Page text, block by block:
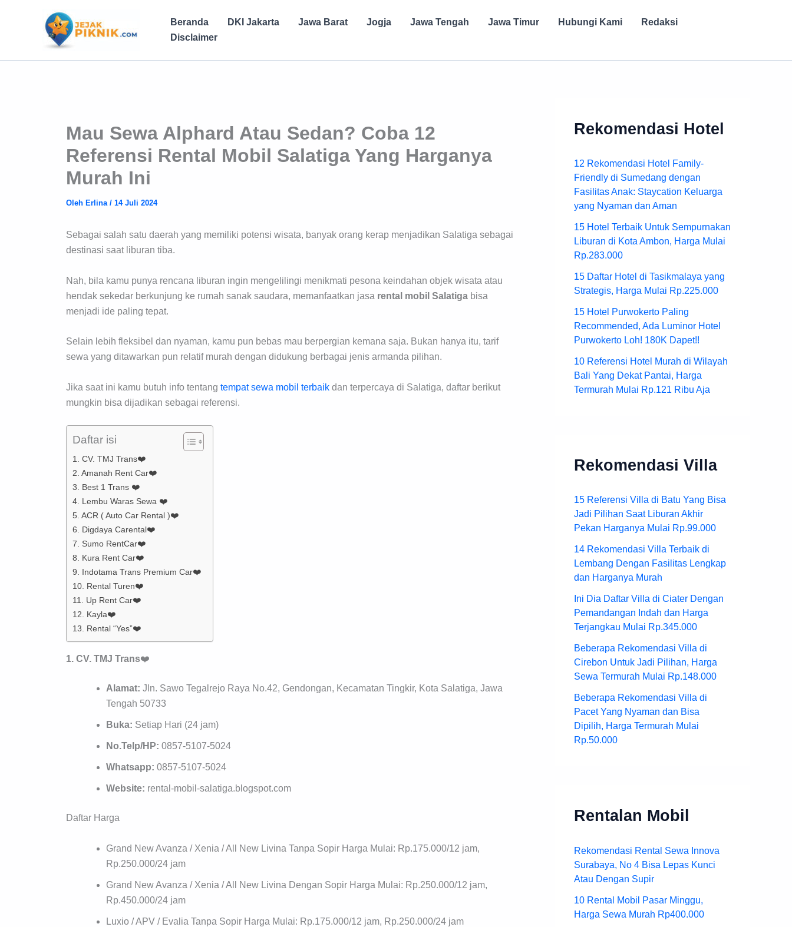
Beranda DKI Jakarta Jawa Barat Jogja Jawa Tengah Jawa Timur Hubungi Kami
Redaksi
Disclaimer
Mau Sewa Alphard Atau Sedan? Coba 12
Referensi Rental Mobil Salatiga Yang Harganya
Murah Ini
Oleh Erlina / 14 Juli 2024
Sebagai salah satu daerah yang memiliki potensi wisata, banyak orang kerap menjadikan Salatiga sebagai
destinasi saat liburan tiba.
Nah, bila kamu punya rencana liburan ingin mengelilingi menikmati pesona keindahan objek wisata atau
hendak sekedar berkunjung ke rumah sanak saudara, memanfaatkan jasa rental mobil Salatiga bisa
menjadi ide paling tepat.
Selain lebih fleksibel dan nyaman, kamu pun bebas mau berpergian kemana saja. Bukan hanya itu, tarif
sewa yang ditawarkan pun relatif murah dengan didukung berbagai jenis armanda pilihan.
Jika saat ini kamu butuh info tentang tempat sewa mobil terbaik dan terpercaya di Salatiga, daftar berikut
mungkin bisa dijadikan sebagai referensi.
Daftar isi
1. CV. TMJ Trans❤️
2. Amanah Rent Car❤️
3. Best 1 Trans ❤️
4. Lembu Waras Sewa ❤️
5. ACR ( Auto Car Rental )❤️
6. Digdaya Carental❤️
7. Sumo RentCar❤️
8. Kura Rent Car❤️
9. Indotama Trans Premium Car❤️
10. Rental Turen❤️
11. Up Rent Car❤️
12. Kayla❤️
13. Rental “Yes”❤️
1. CV. TMJ Trans❤️
Alamat: Jln. Sawo Tegalrejo Raya No.42, Gendongan, Kecamatan Tingkir, Kota Salatiga, Jawa
Tengah 50733
Buka: Setiap Hari (24 jam)
No.Telp/HP: 0857-5107-5024
Whatsapp: 0857-5107-5024
Website: rental-mobil-salatiga.blogspot.com
Daftar Harga
Grand New Avanza / Xenia / All New Livina Tanpa Sopir Harga Mulai: Rp.175.000/12 jam,
Rp.250.000/24 jam
Grand New Avanza / Xenia / All New Livina Dengan Sopir Harga Mulai: Rp.250.000/12 jam,
Rp.450.000/24 jam
Luxio / APV / Evalia Tanpa Sopir Harga Mulai: Rp.175.000/12 jam, Rp.250.000/24 jam
Rekomendasi Hotel
12 Rekomendasi Hotel Family-
Friendly di Sumedang dengan
Fasilitas Anak: Staycation Keluarga
yang Nyaman dan Aman
15 Hotel Terbaik Untuk Sempurnakan
Liburan di Kota Ambon, Harga Mulai
Rp.283.000
15 Daftar Hotel di Tasikmalaya yang
Strategis, Harga Mulai Rp.225.000
15 Hotel Purwokerto Paling
Recommended, Ada Luminor Hotel
Purwokerto Loh! 180K Dapet!!
10 Referensi Hotel Murah di Wilayah
Bali Yang Dekat Pantai, Harga
Termurah Mulai Rp.121 Ribu Aja
Rekomendasi Villa
15 Referensi Villa di Batu Yang Bisa
Jadi Pilihan Saat Liburan Akhir
Pekan Harganya Mulai Rp.99.000
14 Rekomendasi Villa Terbaik di
Lembang Dengan Fasilitas Lengkap
dan Harganya Murah
Ini Dia Daftar Villa di Ciater Dengan
Pemandangan Indah dan Harga
Terjangkau Mulai Rp.345.000
Beberapa Rekomendasi Villa di
Cirebon Untuk Jadi Pilihan, Harga
Sewa Termurah Mulai Rp.148.000
Beberapa Rekomendasi Villa di
Pacet Yang Nyaman dan Bisa
Dipilih, Harga Termurah Mulai
Rp.50.000
Rentalan Mobil
Rekomendasi Rental Sewa Innova
Surabaya, No 4 Bisa Lepas Kunci
Atau Dengan Supir
10 Rental Mobil Pasar Minggu,
Harga Sewa Murah Rp400.000